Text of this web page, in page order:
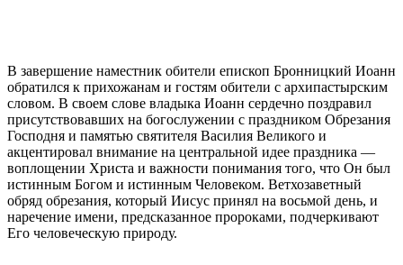
В завершение наместник обители епископ Бронницкий Иоанн
обратился к прихожанам и гостям обители с архипастырским
словом. В своем слове владыка Иоанн сердечно поздравил
присутствовавших на богослужении с праздником Обрезания
Господня и памятью святителя Василия Великого и
акцентировал внимание на центральной идее праздника —
воплощении Христа и важности понимания того, что Он был
истинным Богом и истинным Человеком. Ветхозаветный
обряд обрезания, который Иисус принял на восьмой день, и
наречение имени, предсказанное пророками, подчеркивают
Его человеческую природу.